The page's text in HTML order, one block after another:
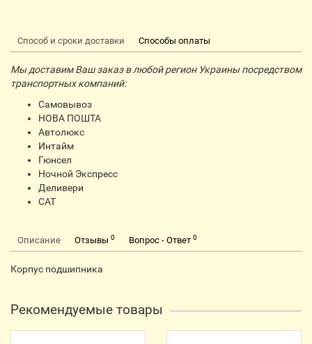
Способ и сроки доставки Способы оплаты
Мы доставим Ваш заказ в любой регион Украины посредством
транспортных компаний:
Самовывоз
НОВА ПОШТА
Автолюкс
Интайм
Гюнсел
Ночной Экспресс
Деливери
CАТ
Описание Отзывы 0 Вопрос - Ответ 0
Корпус подшипника
Рекомендуемые товары